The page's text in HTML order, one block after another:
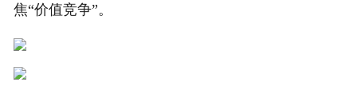
焦“价值竞争”。